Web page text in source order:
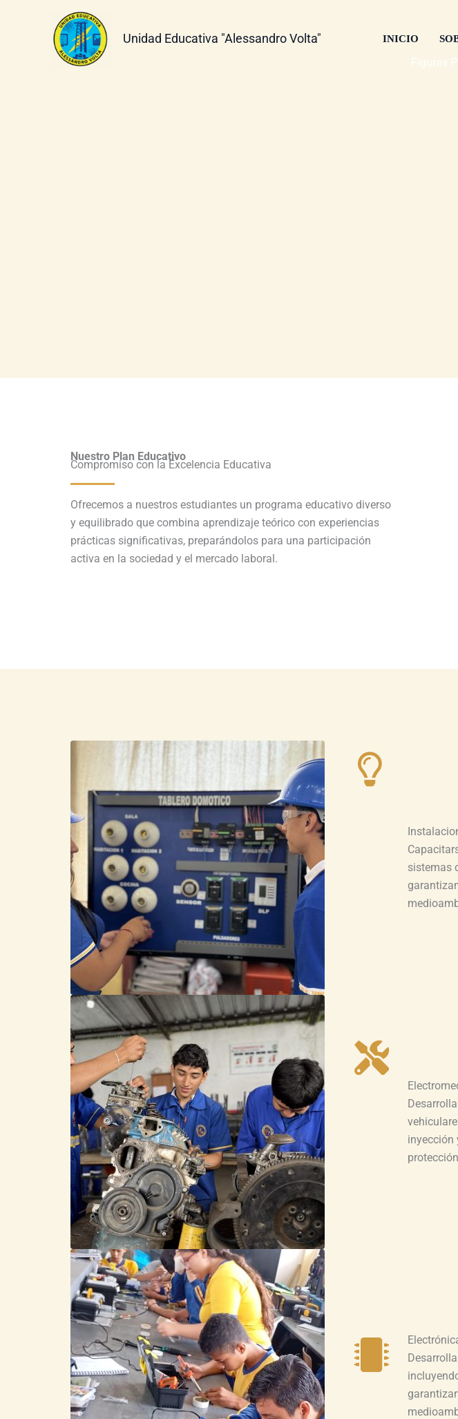
Unidad Educativa "Alessandro Volta" INICIO
Figuras
Nuestro Plan Educativo
Compromiso con la Excelencia Educativa
Ofrecemos a nuestros estudiantes un programa educativo diverso
y equilibrado que combina aprendizaje teórico con experiencias
prácticas significativas, preparándolos para una participación
activa en la sociedad y el mercado laboral.
sistemas
inyección